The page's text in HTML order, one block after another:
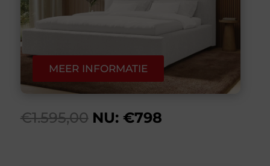
MEER INFORMATIE
€1.595,00 NU: €798